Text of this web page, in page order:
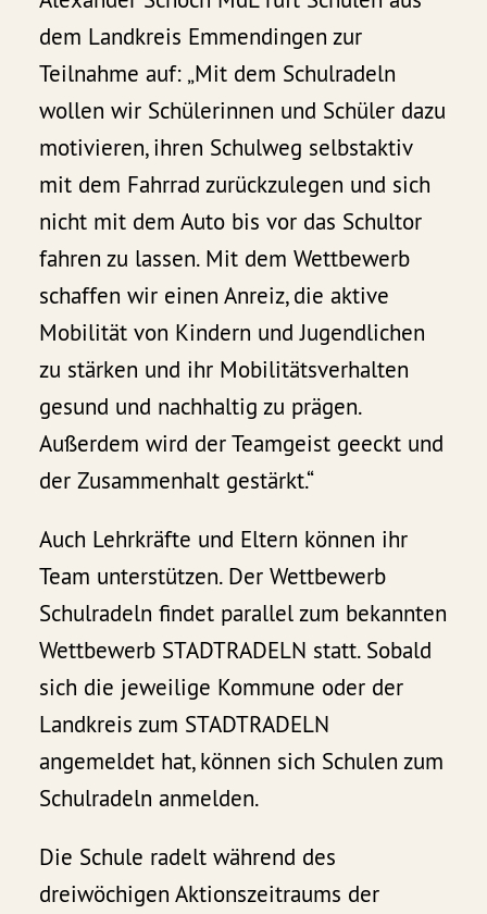
dem Landkreis Emmendingen zur
Teilnahme auf: „Mit dem Schulradeln
wollen wir Schülerinnen und Schüler dazu
motivieren, ihren Schulweg selbstaktiv
mit dem Fahrrad zurückzulegen und sich
nicht mit dem Auto bis vor das Schultor
fahren zu lassen. Mit dem Wettbewerb
schaffen wir einen Anreiz, die aktive
Mobilität von Kindern und Jugendlichen
zu stärken und ihr Mobilitätsverhalten
gesund und nachhaltig zu prägen.
Außerdem wird der Teamgeist geeckt und
der Zusammenhalt gestärkt.“
Auch Lehrkräfte und Eltern können ihr
Team unterstützen. Der Wettbewerb
Schulradeln findet parallel zum bekannten
Wettbewerb STADTRADELN statt. Sobald
sich die jeweilige Kommune oder der
Landkreis zum STADTRADELN
angemeldet hat, können sich Schulen zum
Schulradeln anmelden.
Die Schule radelt während des
dreiwöchigen Aktionszeitraums der